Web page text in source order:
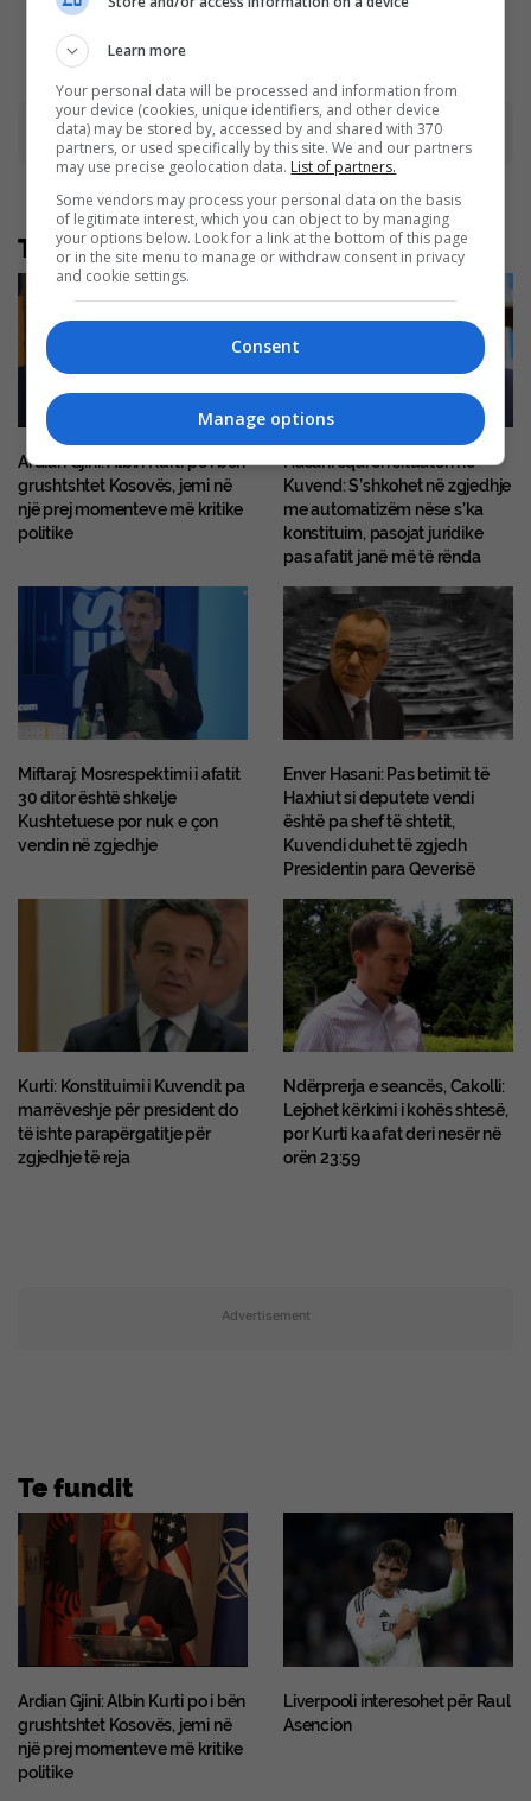
Brainberries Brainberries
Advertisement
Të tjera nga rubrika
Ardian Gjini: Albin Kurti po i bën
grushtshtet Kosovës, jemi në
një prej momenteve më kritike
politike
Hasani sqaron situatën në
Kuvend: S’shkohet në zgjedhje
me automatizëm nëse s’ka
konstituim, pasojat juridike
pas afatit janë më të rënda
Miftaraj: Mosrespektimi i afatit
30 ditor është shkelje
Kushtetuese por nuk e çon
vendin në zgjedhje
Enver Hasani: Pas betimit të
Haxhiut si deputete vendi
është pa shef të shtetit,
Kuvendi duhet të zgjedh
Presidentin para Qeverisë
Kurti: Konstituimi i Kuvendit pa
marrëveshje për president do
të ishte parapërgatitje për
zgjedhje të reja
Ndërprerja e seancës, Cakolli:
Lejohet kërkimi i kohës shtesë,
por Kurti ka afat deri nesër në
orën 23:59
Advertisement
Te fundit
Ardian Gjini: Albin Kurti po i bën
grushtshtet Kosovës, jemi në
një prej momenteve më kritike
politike
Liverpooli interesohet për Raul
Asencion
Learn more
Your personal data will be processed and information from
your device (cookies, unique identifiers, and other device
data) may be stored by, accessed by and shared with 370
partners, or used specifically by this site. We and our partners
may use precise geolocation data. List of partners.
Some vendors may process your personal data on the basis
of legitimate interest, which you can object to by managing
your options below. Look for a link at the bottom of this page
or in the site menu to manage or withdraw consent in privacy
and cookie settings.
Consent
Manage options